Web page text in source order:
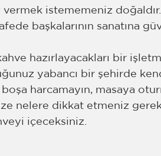
vermek istememeniz
başkalarının sanatına
hazırlayacakları bir
yabancı bir şehirde
harcamayın, masaya
nelere dikkat etmeniz
içeceksiniz.